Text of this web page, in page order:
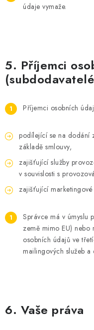
údaje vymaže.
5. Příjemci
Příjemci osobních
podílející se na dodání
základě smlouvy,
zajišťující služby
v souvislosti s
zajišťující marketingové
Správce má v úmyslu
země mimo EU)
osobních údajů ve
mailingových služeb a
6. Vaše práva